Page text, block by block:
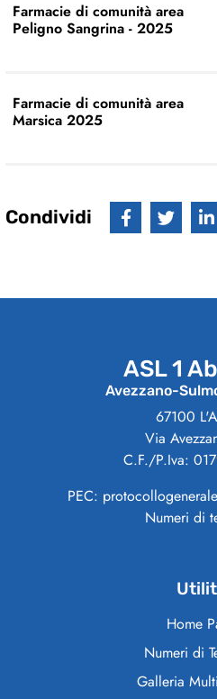
Farmacie di comunità area
Peligno Sangrina - 2025
Farmacie di comunità area
Marsica 2025
Condividi
ASL 1
Avezzano-
67100
Via
C.F./P.Iva:
PEC:
Numeri di
Home
Numeri di
Galleria